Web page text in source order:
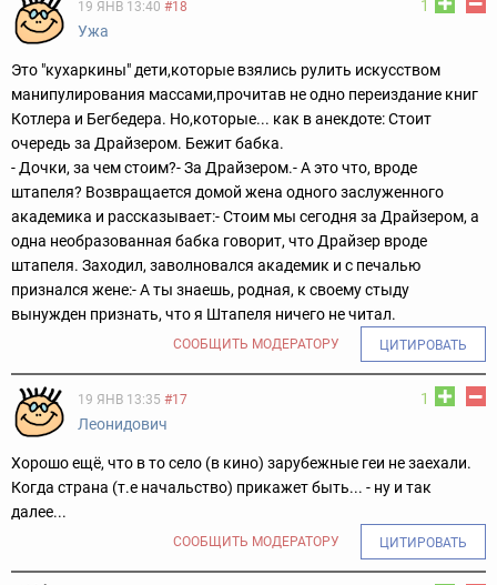
1
19 ЯНВ 13:40 #18
Ужа
Это "кухаркины" дети,которые взялись рулить искусством
манипулирования массами,прочитав не одно переиздание книг
Котлера и Бегбедера. Но,которые... как в анекдоте: Стоит
очередь за Драйзером. Бежит бабка.
- Дочки, за чем стоим?- За Драйзером.- А это что, вроде
штапеля? Возвращается домой жена одного заслуженного
академика и рассказывает:- Стоим мы сегодня за Драйзером, а
одна необразованная бабка говорит, что Драйзер вроде
штапеля. Заходил, заволновался академик и с печалью
признался жене:- А ты знаешь, родная, к своему стыду
вынужден признать, что я Штапеля ничего не читал.
СООБЩИТЬ МОДЕРАТОРУ ЦИТИРОВАТЬ
1
19 ЯНВ 13:35 #17
Леонидович
Хорошо ещё, что в то село (в кино) зарубежные геи не заехали.
Когда страна (т.е начальство) прикажет быть... - ну и так
далее...
СООБЩИТЬ МОДЕРАТОРУ ЦИТИРОВАТЬ